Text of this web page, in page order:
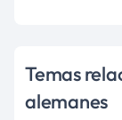
Temas
alemanes